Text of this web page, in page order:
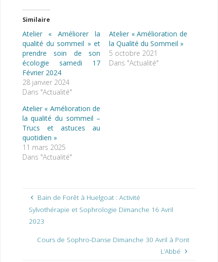
Similaire
Atelier « Améliorer la
qualité du sommeil » et
prendre soin de son
écologie samedi 17
Février 2024
28 janvier 2024
Dans "Actualité"
Atelier « Amélioration de
la Qualité du Sommeil »
5 octobre 2021
Dans "Actualité"
Atelier « Amélioration de
la qualité du sommeil –
Trucs et astuces au
quotidien »
11 mars 2025
Dans "Actualité"
Bain de Forêt à Huelgoat : Activité
Sylvothérapie et Sophrologie Dimanche 16 Avril
2023
Cours de Sophro-Danse Dimanche 30 Avril à Pont
L’Abbé